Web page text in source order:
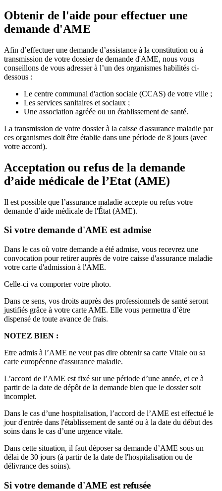
Obtenir de l'aide pour effectuer une
demande d'AME
Afin d’effectuer une demande d’assistance à la constitution ou à
transmission de votre dossier de demande d'AME, nous vous
conseillons de vous adresser à l’un des organismes habilités ci-
dessous :
Le centre communal d'action sociale (CCAS) de votre ville ;
Les services sanitaires et sociaux ;
Une association agréée ou un établissement de santé.
La transmission de votre dossier à la caisse d'assurance maladie par
ces organismes doit être établie dans une période de 8 jours (avec
votre accord).
Acceptation ou refus de la demande
d’aide médicale de l’Etat (AME)
Il est possible que l’assurance maladie accepte ou refus votre
demande d’aide médicale de l'État (AME).
Si votre demande d'AME est admise
Dans le cas où votre demande a été admise, vous recevrez une
convocation pour retirer auprès de votre caisse d'assurance maladie
votre carte d'admission à l'AME.
Celle-ci va comporter votre photo.
Dans ce sens, vos droits auprès des professionnels de santé seront
justifiés grâce à votre carte AME. Elle vous permettra d’être
dispensé de toute avance de frais.
NOTEZ BIEN :
Etre admis à l’AME ne veut pas dire obtenir sa carte Vitale ou sa
carte européenne d'assurance maladie.
L’accord de l’AME est fixé sur une période d’une année, et ce à
partir de la date de dépôt de la demande bien que le dossier soit
incomplet.
Dans le cas d’une hospitalisation, l’accord de l’AME est effectué le
jour d'entrée dans l'établissement de santé ou à la date du début des
soins dans le cas d’une urgence vitale.
Dans cette situation, il faut déposer sa demande d’AME sous un
délai de 30 jours (à partir de la date de l'hospitalisation ou de
délivrance des soins).
Si votre demande d'AME est refusée